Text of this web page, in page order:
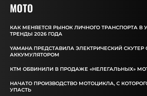
MOTO
КАК МЕНЯЕТСЯ РЫНОК ЛИЧНОГО ТРАНСПОРТА В
ТРЕНДЫ 2026 ГОДА
YAMAHA ПРЕДСТАВИЛА ЭЛЕКТРИЧЕСКИЙ
АККУМУЛЯТОРОМ
КТМ ОБВИНИЛИ В ПРОДАЖЕ «НЕЛЕГАЛЬНЫХ»
НАЧАТО ПРОИЗВОДСТВО МОТОЦИКЛА, С
УПАСТЬ